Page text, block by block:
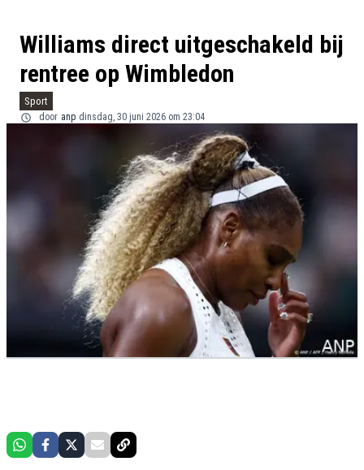
Williams direct uitgeschakeld bij
rentree op Wimbledon
Sport
door anp dinsdag, 30 juni 2026 om 23:04